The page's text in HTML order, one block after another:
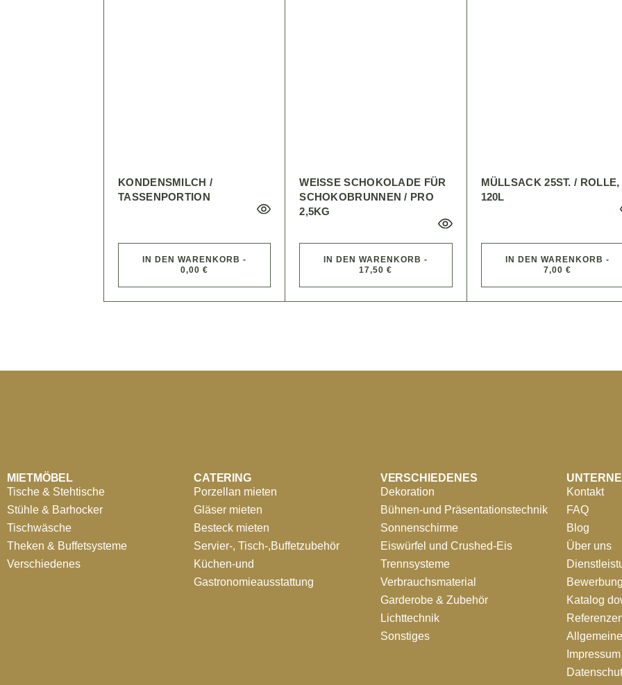
KONDENSMILCH /
TASSENPORTION
IN DEN WARENKORB -
0,00 €
WEISSE SCHOKOLADE FÜR S
CHOKOBRUNNEN / PRO 2
,5KG
IN DEN WARENKORB -
17,50 €
MÜLLSACK 25ST. / ROLLE,
120L
IN DEN WARENKORB -
7,00 €
MIETMÖBEL
Tische & Stehtische
Stühle & Barhocker
Tischwäsche
Theken & Buffetsysteme
Verschiedenes
CATERING
Porzellan mieten
Gläser mieten
Besteck mieten
Servier-, Tisch-,Buffetzubehör
Küchen-und
Gastronomieausstattung
VERSCHIEDENES
Dekoration
Bühnen-und Präsentationstechnik
Sonnenschirme
Eiswürfel und Crushed-Eis
Trennsysteme
Verbrauchsmaterial
Garderobe & Zubehör
Lichttechnik
Sonstiges
Kontakt
FAQ
Blog
Über uns
Katalog
Impressum